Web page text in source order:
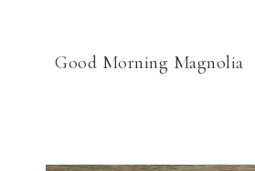
Good Morning Magnolia